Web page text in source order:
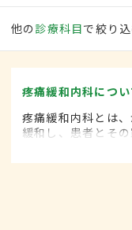
他の 診療科目で絞り
疼痛緩和内科につい
疼痛緩和内科とは
緩和し、患者とそ
行う診療分野です